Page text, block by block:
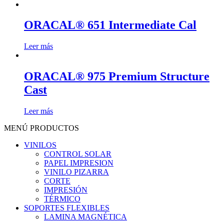
ORACAL® 651 Intermediate Cal
Leer más
ORACAL® 975 Premium Structure
Cast
Leer más
MENÚ PRODUCTOS
VINILOS
CONTROL SOLAR
PAPEL IMPRESION
VINILO PIZARRA
CORTE
IMPRESIÓN
TÉRMICO
SOPORTES FLEXIBLES
LAMINA MAGNÉTICA